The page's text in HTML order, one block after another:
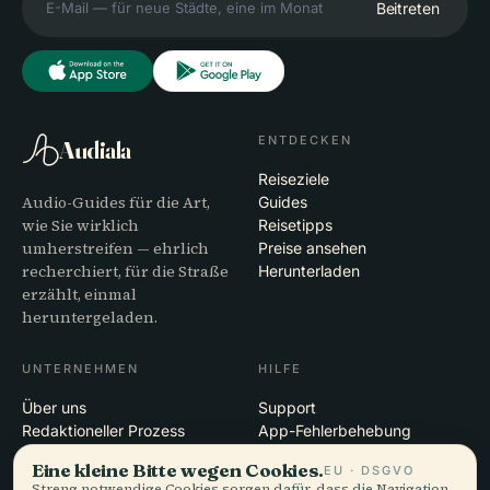
Beitreten
Audiala
Audio-Guides für die Art,
wie Sie wirklich
umherstreifen — ehrlich
recherchiert, für die Straße
erzählt, einmal
heruntergeladen.
ENTDECKEN
Reiseziele
Guides
Reisetipps
Preise ansehen
Herunterladen
UNTERNEHMEN
Über uns
Redaktioneller Prozess
Mission
HILFE
Support
App-Fehlerbehebung
Partner werden
Eine kleine Bitte wegen Cookies.EU · DSGVO